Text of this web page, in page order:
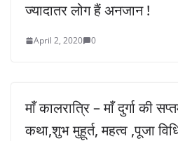
ज्यादातर लोग हैं अनजान !
April 2, 2020 0
माँ कालरात्रि – माँ दुर्गा की
कथा,शुभ मुहूर्त, महत्व ,पूजा